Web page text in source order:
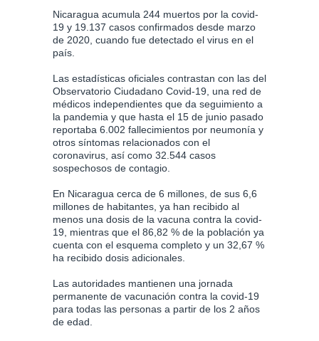
Nicaragua acumula 244 muertos por la covid-
19 y 19.137 casos confirmados desde marzo
de 2020, cuando fue detectado el virus en el
país.
Las estadísticas oficiales contrastan con las del
Observatorio Ciudadano Covid-19, una red de
médicos independientes que da seguimiento a
la pandemia y que hasta el 15 de junio pasado
reportaba 6.002 fallecimientos por neumonía y
otros síntomas relacionados con el
coronavirus, así como 32.544 casos
sospechosos de contagio.
En Nicaragua cerca de 6 millones, de sus 6,6
millones de habitantes, ya han recibido al
menos una dosis de la vacuna contra la covid-
19, mientras que el 86,82 % de la población ya
cuenta con el esquema completo y un 32,67 %
ha recibido dosis adicionales.
Las autoridades mantienen una jornada
permanente de vacunación contra la covid-19
para todas las personas a partir de los 2 años
de edad.